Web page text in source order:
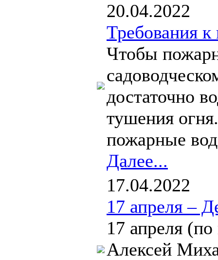
20.04.2022
Требования
Чтобы
достаточно
тушения
пожарные
Далее...
17.04.2022
17 апреля –
17 апреля
Алексей